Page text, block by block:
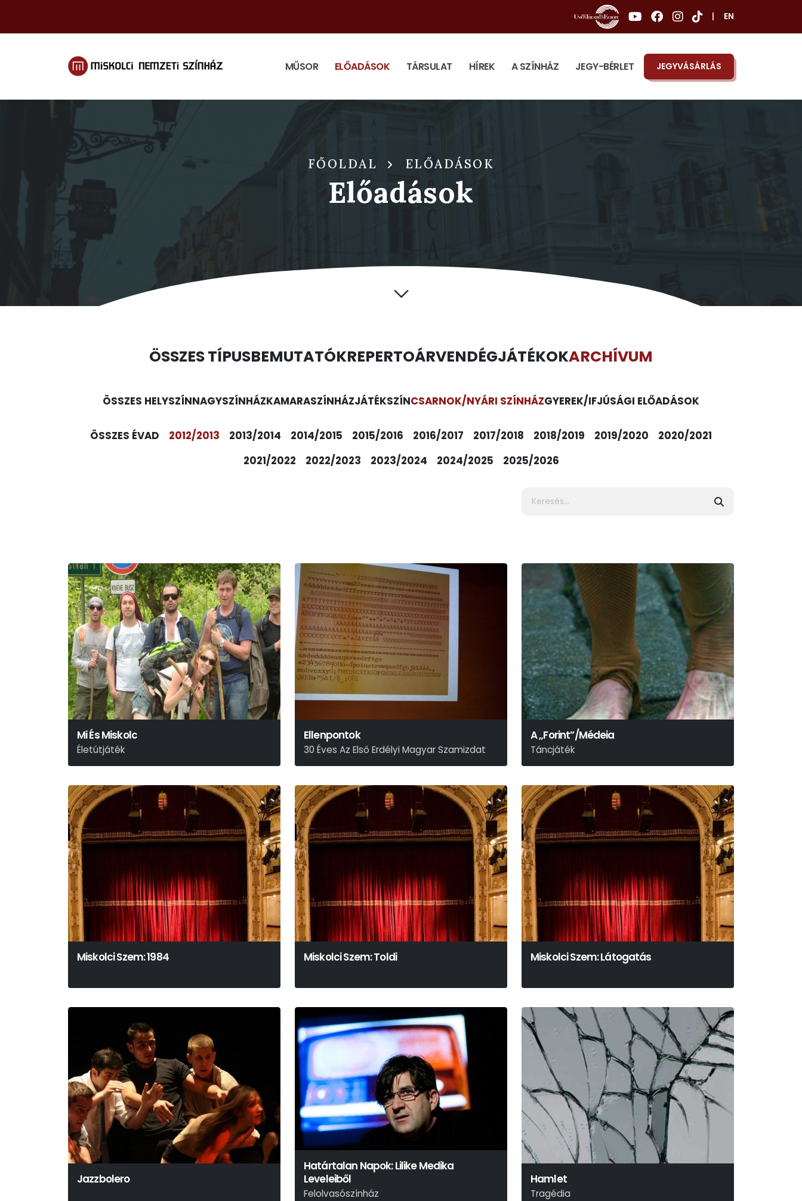
EN
MŰSOR ELŐADÁSOK TÁRSULAT HÍREK A SZÍNHÁZ JEGY-BÉRLET JEGYVÁSÁRLÁS
FŐOLDAL ELŐADÁSOK
Előadások
ÖSSZES TÍPUSBEMUTATÓKREPERTOÁRVENDÉGJÁTÉKOKARCHÍVUM
ÖSSZES HELYSZÍNNAGYSZÍNHÁZKAMARASZÍNHÁZJÁTÉKSZÍNCSARNOK/NYÁRI SZÍNHÁZGYEREK/IFJÚSÁGI ELŐADÁSOK
ÖSSZES ÉVAD 2012/2013 2013/2014 2014/2015 2015/2016 2016/2017 2017/2018 2018/2019 2019/2020
2020/2021
2021/2022
2022/2023 2023/2024 2024/2025 2025/2026
Mi És Miskolc
Életútjáték
Deres Péter - Szőcs Artur
Ellenpontok
30 Éves Az Első Erdélyi Magyar Szamizdat
A „Forint”/Médeia
Táncjáték
Miskolci Szem: 1984 Miskolci Szem: Toldi Miskolci Szem: Látogatás
Jazzbolero
Határtalan Napok: Lilike Medika
Leveleiből
Felolvasószínház
Hamlet
Tragédia